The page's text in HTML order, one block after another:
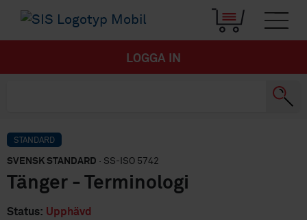
LOGGA IN
STANDARD
SVENSK STANDARD · SS-ISO 5742
Tänger - Terminologi
Status: Upphävd